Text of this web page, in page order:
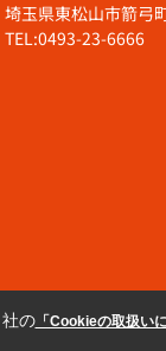
埼玉県東松山市箭弓
TEL:0493-23-6666
の「Cookieの取扱いに